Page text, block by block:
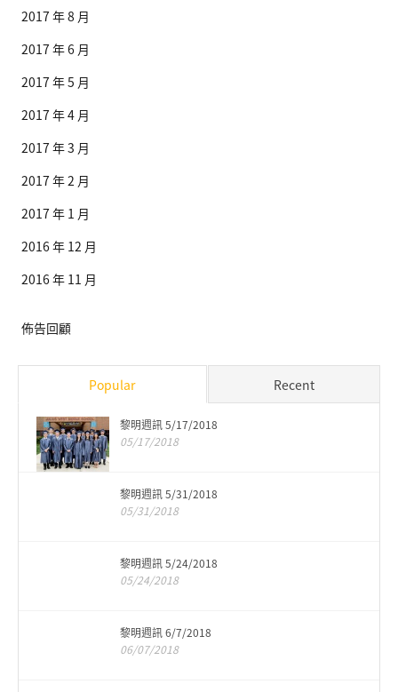
2017 年 8 月
2017 年 6 月
2017 年 5 月
2017 年 4 月
2017 年 3 月
2017 年 2 月
2017 年 1 月
2016 年 12 月
2016 年 11 月
佈告回顧
Popular Recent
黎明週訊 5/17/2018
05/17/2018
黎明週訊 5/31/2018
05/31/2018
黎明週訊 5/24/2018
05/24/2018
黎明週訊 6/7/2018
06/07/2018